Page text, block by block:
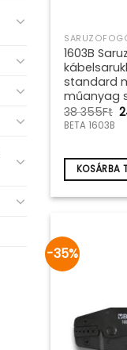
1603B
standard
műanyag
38 355Ft
BETA 1603B
KOSÁRBA
-35%